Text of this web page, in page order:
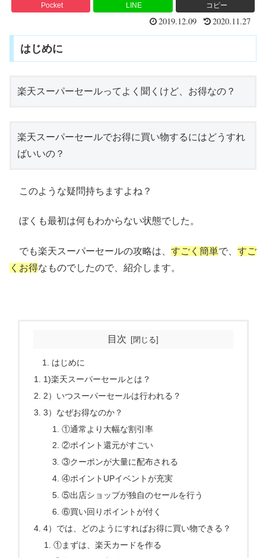
Pocket LINE コピー
2019.12.09 2020.11.27
はじめに
楽天スーパーセールってよく聞くけど、お得なの？
楽天スーパーセールでお得に買い物するにはどうすれ
ばいいの？
このような疑問持ちますよね？
ぼくも最初は何もわからない状態でした。
でも楽天スーパーセールの攻略は、 すごく簡単で、 すご
くお得なものでしたので、紹介します。
目次
はじめに
1)楽天スーパーセールとは？
2）いつスーパーセールは行われる？
3）なぜお得なのか？
①通常より大幅な割引率
②ポイント還元がすごい
③クーポンが大量に配布される
④ポイントUPイベントが充実
⑤出店ショップが独自のセールを行う
⑥買い回りポイントが付く
4）では、どのようにすればお得に買い物できる？
①まずは、楽天カードを作る